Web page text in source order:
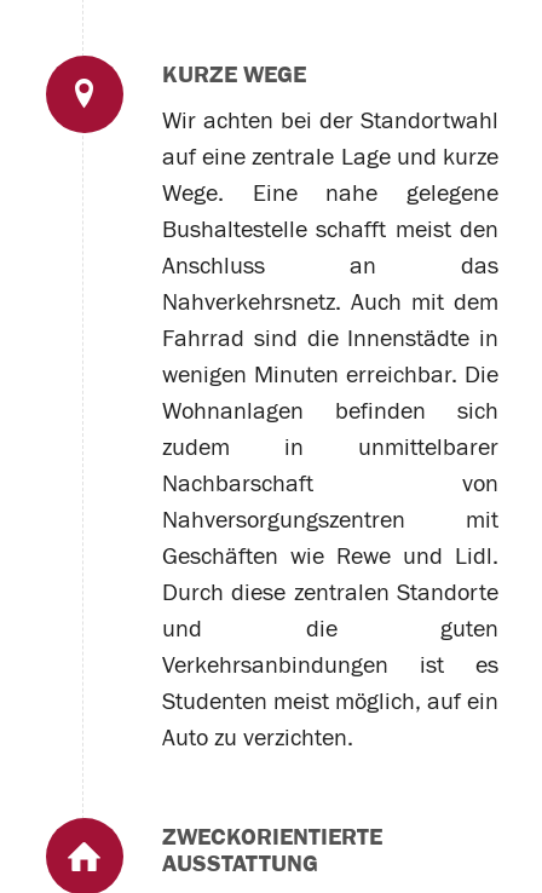
KURZE WEGE
Wir achten bei der Standortwahl
auf eine zentrale Lage und kurze
Wege. Eine nahe gelegene
Bushaltestelle schafft meist den
Anschluss an das
Nahverkehrsnetz. Auch mit dem
Fahrrad sind die Innenstädte in
wenigen Minuten erreichbar. Die
Wohnanlagen befinden sich
zudem in unmittelbarer
Nachbarschaft von
Nahversorgungszentren mit
Geschäften wie Rewe und Lidl.
Durch diese zentralen Standorte
und die guten
Verkehrsanbindungen ist es
Studenten meist möglich, auf ein
Auto zu verzichten.
ZWECKORIENTIERTE
AUSSTATTUNG